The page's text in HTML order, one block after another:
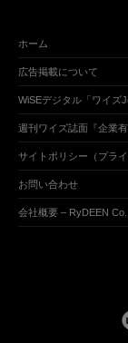
ホーム
広告掲載について
WiSEデジタル「ワイズ
週刊ワイズ誌面『企業
サイトポリシー（プラ
お問い合わせ
会社概要 – RyDEEN